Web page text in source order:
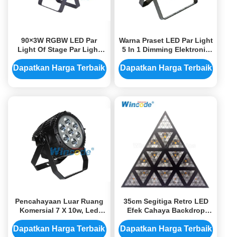
90×3W RGBW LED Par
Light Of Stage Par Light
Untuk Stage Performance
System, Pertunjukan Teater
Dapatkan Harga Terbaik
Warna Praset LED Par Light
5 In 1 Dimming Elektronik
untuk stage up Lighting
Dapatkan Harga Terbaik
Pencahayaan Luar Ruang
Komersial 7 X 10w, Led
Stage Wash Lighting
RGBW 4 In 1
Dapatkan Harga Terbaik
35cm Segitiga Retro LED
Efek Cahaya Backdrop
Dekorasi Langit-langit
Dapatkan Harga Terbaik